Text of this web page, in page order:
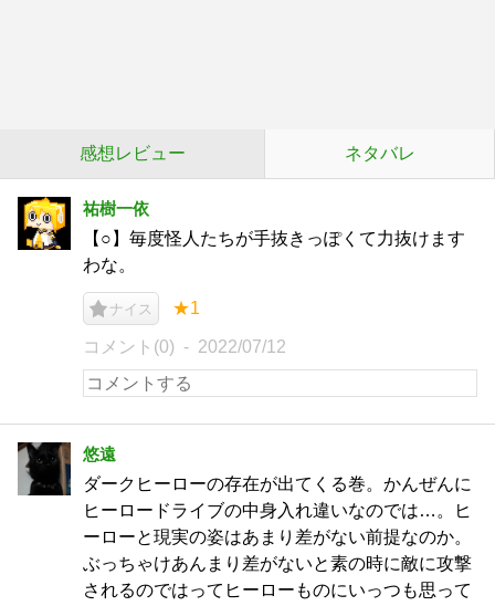
感想レビュー ネタバレ
祐樹一依
【○】毎度怪人たちが手抜きっぽくて力抜けます
わな。
ナイス ★1
コメント(0) 2022/07/12
悠遠
ダークヒーローの存在が出てくる巻。かんぜんに
ヒーロードライブの中身入れ違いなのでは…。ヒ
ーローと現実の姿はあまり差がない前提なのか。
ぶっちゃけあんまり差がないと素の時に敵に攻撃
されるのではってヒーローものにいっつも思って